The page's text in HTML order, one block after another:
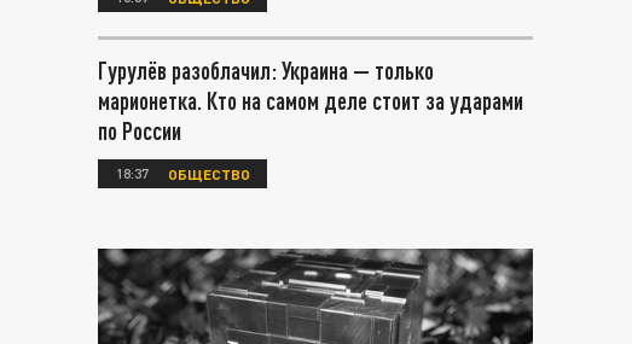
Гурулёв разоблачил: Украина — только
марионетка. Кто на самом деле стоит за ударами
по России
18:37 ОБЩЕСТВО